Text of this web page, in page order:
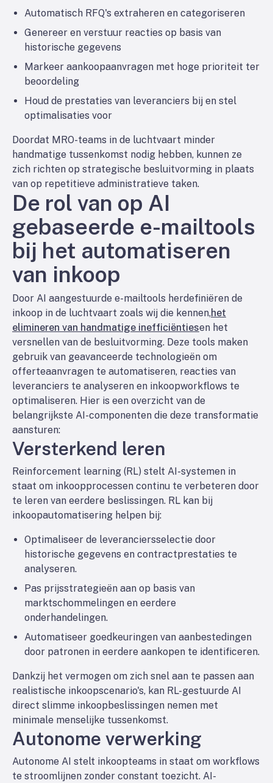
Automatisch RFQ's extraheren en categoriseren
Genereer en verstuur reacties op basis van
historische gegevens
Markeer aankoopaanvragen met hoge prioriteit ter
beoordeling
Houd de prestaties van leveranciers bij en stel
optimalisaties voor
Doordat MRO-teams in de luchtvaart minder
handmatige tussenkomst nodig hebben, kunnen ze
zich richten op strategische besluitvorming in plaats
van op repetitieve administratieve taken.
De rol van op AI
gebaseerde e-mailtools
bij het automatiseren
van inkoop
Door AI aangestuurde e-mailtools herdefiniëren de
inkoop in de luchtvaart zoals wij die kennen,het
elimineren van handmatige inefficiëntiesen het
versnellen van de besluitvorming. Deze tools maken
gebruik van geavanceerde technologieën om
offerteaanvragen te automatiseren, reacties van
leveranciers te analyseren en inkoopworkflows te
optimaliseren. Hier is een overzicht van de
belangrijkste AI-componenten die deze transformatie
aansturen:
Versterkend leren
Reinforcement learning (RL) stelt AI-systemen in
staat om inkoopprocessen continu te verbeteren door
te leren van eerdere beslissingen. RL kan bij
inkoopautomatisering helpen bij:
Optimaliseer de leveranciersselectie door
historische gegevens en contractprestaties te
analyseren.
Pas prijsstrategieën aan op basis van
marktschommelingen en eerdere
onderhandelingen.
Automatiseer goedkeuringen van aanbestedingen
door patronen in eerdere aankopen te identificeren.
Dankzij het vermogen om zich snel aan te passen aan
realistische inkoopscenario's, kan RL-gestuurde AI
direct slimme inkoopbeslissingen nemen met
minimale menselijke tussenkomst.
Autonome verwerking
Autonome AI stelt inkoopteams in staat om workflows
te stroomlijnen zonder constant toezicht. AI-